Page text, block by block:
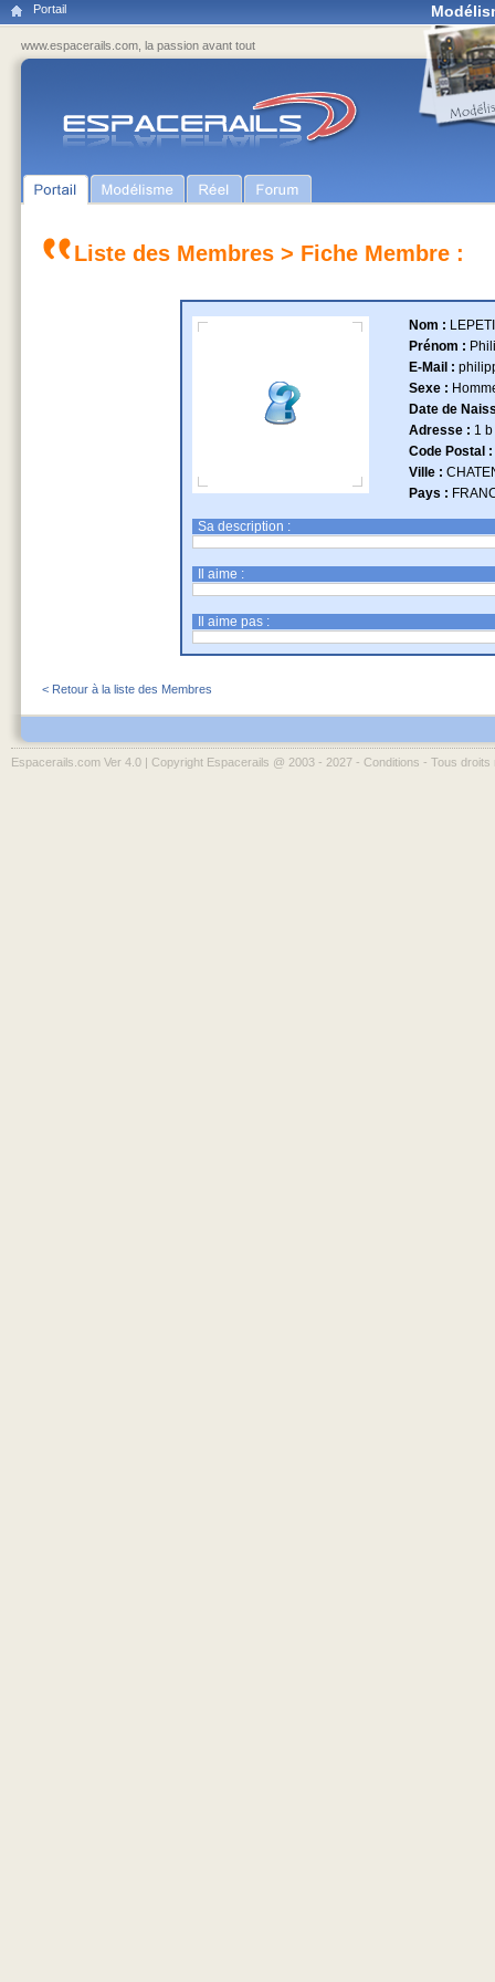
Portail
www.espacerails.com, la passion avant tout
Liste des Membres > Fiche Membre :
Nom :
Prénom :
E-Mail :
Sexe :
Date de
Adresse : 1
Code Postal :
Ville :
Pays :
Sa description :
Il aime :
Il aime pas :
< Retour à la liste des Membres
Espacerails.com Ver 4.0 | Copyright Espacerails @ 2003 - 2027 - Conditions - Tous droits